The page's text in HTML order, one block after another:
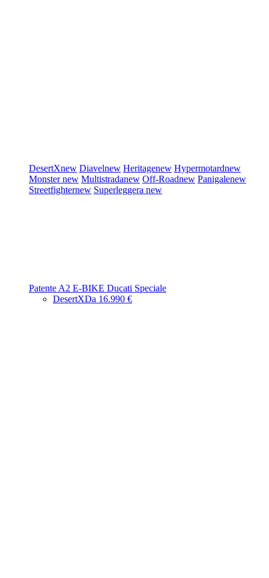
DesertXnew Diavelnew Heritagenew Hypermotardnew
Monsternew Multistradanew Off-Roadnew Panigalenew
Streetfighternew Superleggera new
Patente A2 E-BIKE Ducati Speciale
DesertXDa 16.990 €